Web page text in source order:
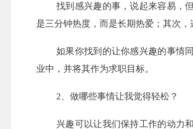
找到感兴趣的事，说起来容易，
是三分钟热度，而是长期热爱；其次
如果你找到的让你感兴趣的事情
业中，并将其作为求职目标。
2、做哪些事情让我觉得轻松？
兴趣可以让我们保持工作的动力